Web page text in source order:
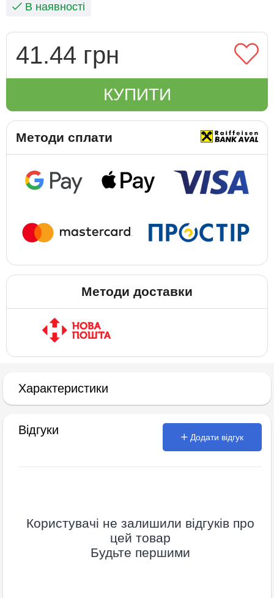
В наявності
41.44 грн
КУПИТИ
Методи сплати
Методи доставки
Характеристики
Відгуки
Додати відгук
Користувачі не залишили відгуків про
цей товар
Будьте першими